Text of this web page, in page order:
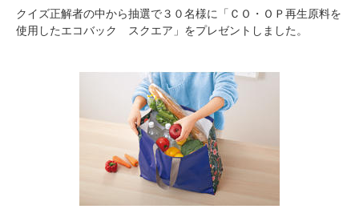
クイズ正解者の中から抽選で３０名様に「ＣＯ・ＯＰ再生原料を
使用したエコバック スクエア」をプレゼントしました。